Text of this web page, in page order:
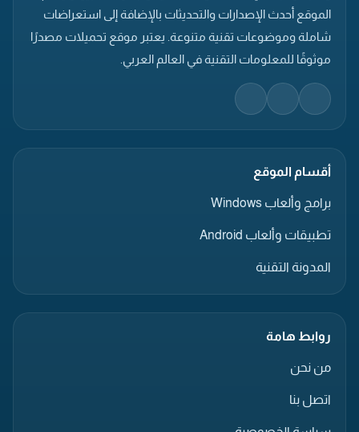
الموقع أحدث الإصدارات والتحديثات بالإضافة إلى استعراضات
شاملة وموضوعات تقنية متنوعة. يعتبر موقع تحميلات مصدرًا
موثوقًا للمعلومات التقنية في العالم العربي.
أقسام الموقع
برامج وألعاب Windows
تطبيقات وألعاب Android
المدونة التقنية
روابط هامة
من نحن
اتصل بنا